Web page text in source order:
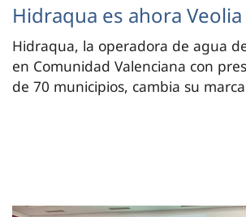
Hidraqua es ahora Veolia
Hidraqua, la operadora de agua
en Comunidad Valenciana con
de 70 municipios, cambia su